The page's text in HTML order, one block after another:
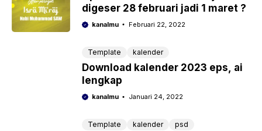
digeser 28 februari jadi 1 maret ?
kanalmu Februari 22, 2022
Template kalender
Download kalender 2023 eps, ai
lengkap
kanalmu Januari 24, 2022
Template kalender psd